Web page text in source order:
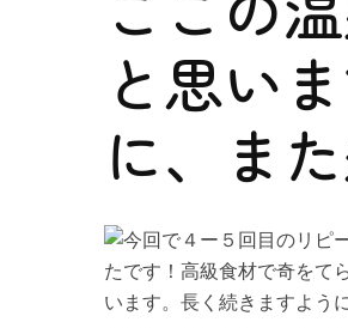
と思い
に、ま